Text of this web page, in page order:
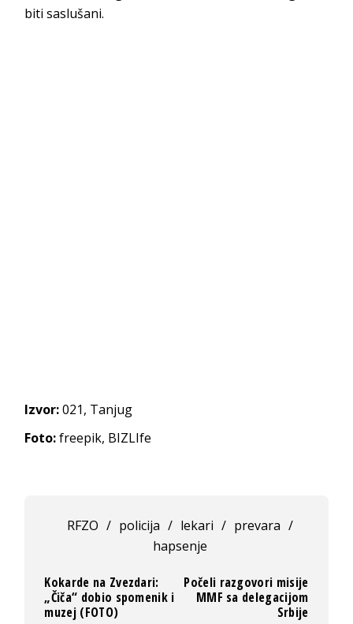
biti saslušani.
Izvor:021, Tanjug
Foto:freepik, BIZLIfe
RFZO / policija / lekari / prevara /
hapsenje
Kokarde na Zvezdari:
„Čiča“ dobio spomenik i
muzej (FOTO)
Počeli razgovori misije
MMF sa delegacijom
Srbije